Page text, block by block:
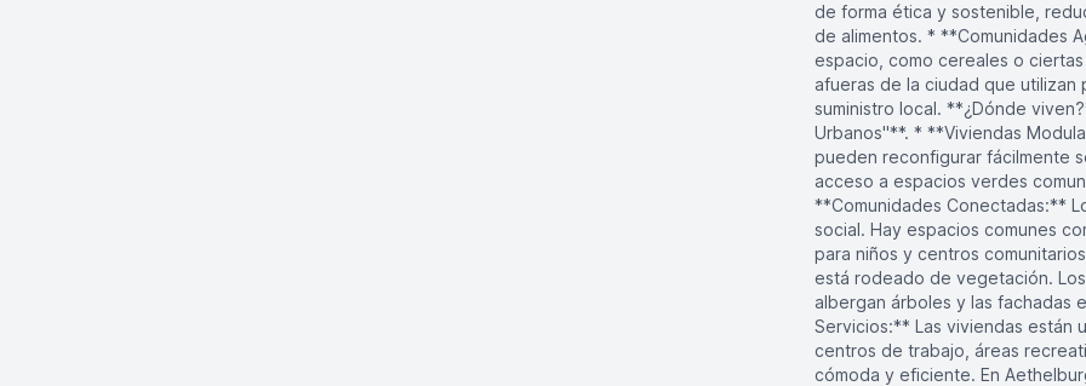
de forma ética y sostenible,
de alimentos. * **Comunidades
espacio, como cereales o
afueras de la ciudad que
suministro local. **¿Dónde
Urbanos"**. * **Viviendas
pueden reconfigurar fácilmente
acceso a espacios verdes
**Comunidades Conectadas:**
social. Hay espacios comunes
para niños y centros
está rodeado de vegetación.
albergan árboles y las fachadas
Servicios:** Las viviendas están
centros de trabajo, áreas
cómoda y eficiente. En